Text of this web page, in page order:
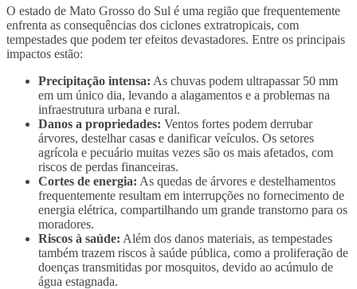
O estado de Mato Grosso do Sul é uma região que frequentemente
enfrenta as consequências dos ciclones extratropicais, com
tempestades que podem ter efeitos devastadores. Entre os principais
impactos estão:
Precipitação intensa: As chuvas podem ultrapassar 50 mm
em um único dia, levando a alagamentos e a problemas na
infraestrutura urbana e rural.
Danos a propriedades: Ventos fortes podem derrubar
árvores, destelhar casas e danificar veículos. Os setores
agrícola e pecuário muitas vezes são os mais afetados, com
riscos de perdas financeiras.
Cortes de energia: As quedas de árvores e destelhamentos
frequentemente resultam em interrupções no fornecimento de
energia elétrica, compartilhando um grande transtorno para os
moradores.
Riscos à saúde: Além dos danos materiais, as tempestades
também trazem riscos à saúde pública, como a proliferação de
doenças transmitidas por mosquitos, devido ao acúmulo de
água estagnada.